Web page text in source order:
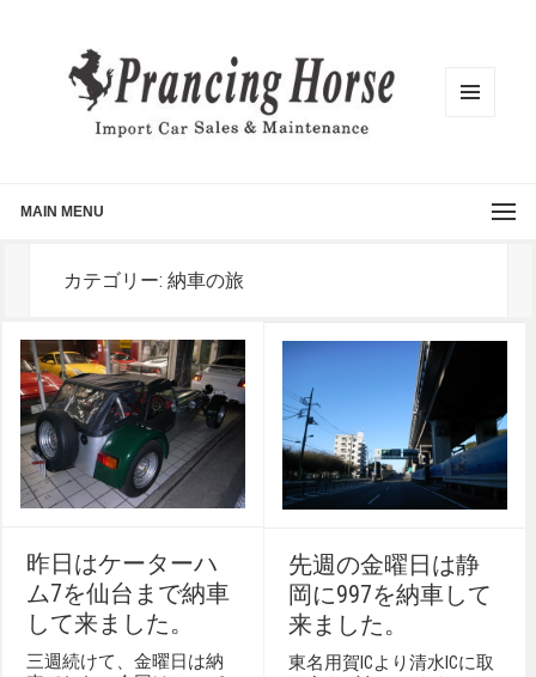
MAIN MENU
カテゴリー: 納車の旅
昨日はケーターハ
ム7を仙台まで納車
して来ました。
三週続けて、金曜日は納
先週の金曜日は静
岡に997を納車して
来ました。
東名用賀ICより清水ICに取